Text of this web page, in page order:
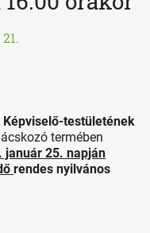
testületének
termében
január 25. napján
rendes nyilvános